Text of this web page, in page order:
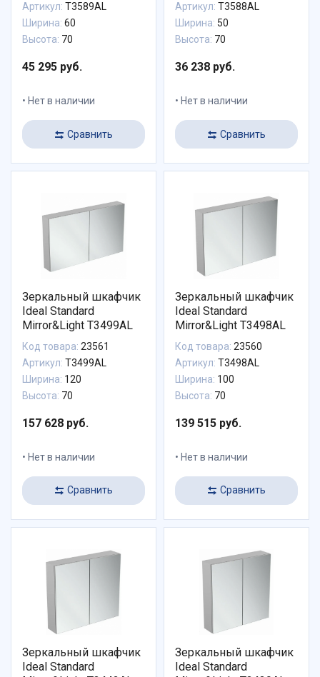
Артикул: T3589AL
Ширина: 60
Высота: 70
45 295 руб.
Нет в наличии
Сравнить
Артикул: T3588AL
Ширина: 50
Высота: 70
36 238 руб.
Нет в наличии
Сравнить
Зеркальный шкафчик
Ideal Standard
Mirror&Light T3499AL
Код товара: 23561
Артикул: T3499AL
Ширина: 120
Высота: 70
157 628 руб.
Нет в наличии
Сравнить
Зеркальный шкафчик
Ideal Standard
Mirror&Light T3498AL
Код товара: 23560
Артикул: T3498AL
Ширина: 100
Высота: 70
139 515 руб.
Нет в наличии
Сравнить
Зеркальный шкафчик
Ideal Standard
Зеркальный шкафчик
Ideal Standard